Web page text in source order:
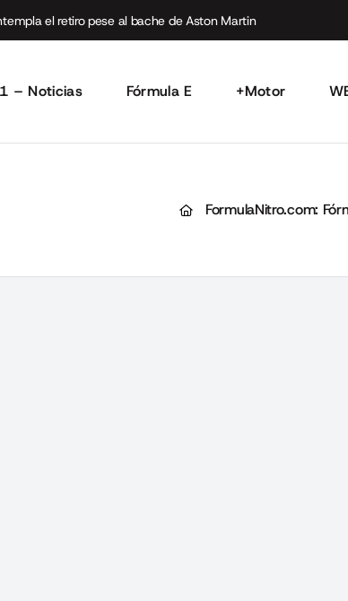
el retiro pese al bache de Aston Martin
– Noticias Fórmula E +Motor
FormulaNitro.com: